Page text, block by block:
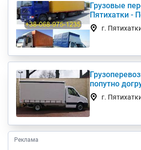
Грузовые
Пятихатки -
Грузчики
г.
попутно
Киев(а) по
г.
Реклама